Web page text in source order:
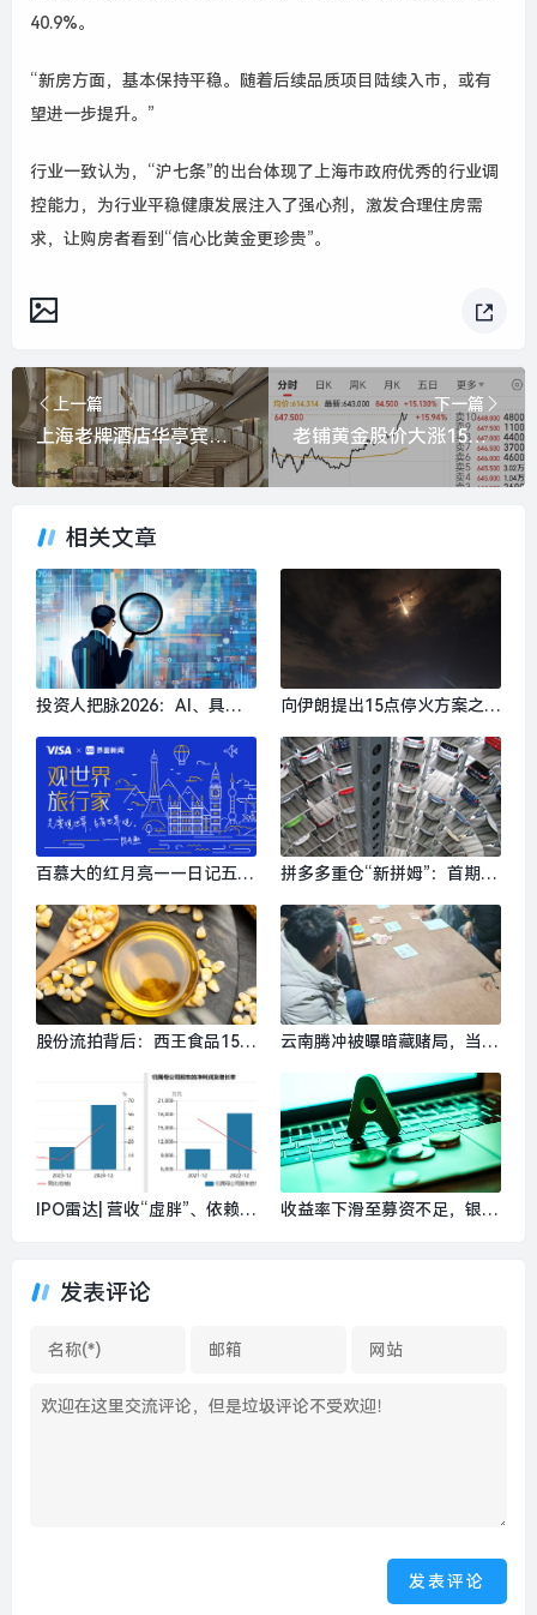
40.9%。
“新房方面，基本保持平稳。随着后续品质项目陆续入市，或有
望进一步提升。”
行业一致认为，“沪七条”的出台体现了上海市政府优秀的行业调
控能力，为行业平稳健康发展注入了强心剂，激发合理住房需
求，让购房者看到“信心比黄金更珍贵”。
上一篇
上海老牌酒店华亭宾馆更新开放，以海派文化连接城市记忆|界面新闻 · 旅行
下一篇
老铺黄金股价大涨15%，去年净赚超48亿元|界面新闻
相关文章
投资人把脉2026：AI、具身
美金超级独角兽 | 界面预言家
⑥|界面新闻 · 科技
向伊朗提出15点停火方案之
界面新闻 · 天下
百慕大的红月亮——日记五
拼多多重仓“新拼姆”：首期15
界面新闻
股份流拍背后：西王食品15亿
盘？|界面新闻 · 证券
云南腾冲被曝暗藏赌局，当地
IPO雷达| 营收“虚胖”、依赖中
收益率下滑至募资不足，银行
发表评论